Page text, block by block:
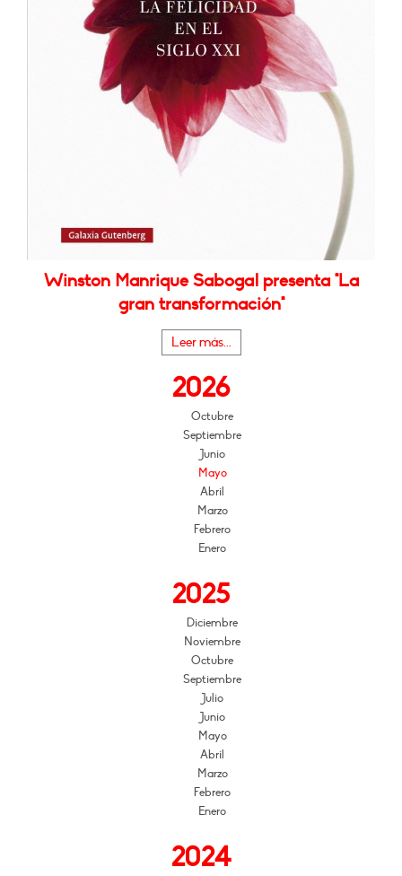
Winston Manrique Sabogal presenta "La
gran transformación"
Leer más...
2026
Octubre
Septiembre
Junio
Mayo
Abril
Marzo
Febrero
Enero
2025
Diciembre
Noviembre
Octubre
Septiembre
Julio
Junio
Mayo
Abril
Marzo
Febrero
Enero
2024